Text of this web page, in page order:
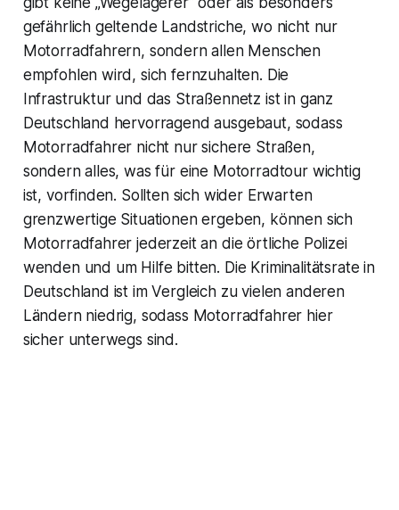
gefährlich geltende Landstriche, wo nicht nur
Motorradfahrern, sondern allen Menschen
empfohlen wird, sich fernzuhalten. Die
Infrastruktur und das Straßennetz ist in ganz
Deutschland hervorragend ausgebaut, sodass
Motorradfahrer nicht nur sichere Straßen,
sondern alles, was für eine Motorradtour wichtig
ist, vorfinden. Sollten sich wider Erwarten
grenzwertige Situationen ergeben, können sich
Motorradfahrer jederzeit an die örtliche Polizei
wenden und um Hilfe bitten. Die Kriminalitätsrate in
Deutschland ist im Vergleich zu vielen anderen
Ländern niedrig, sodass Motorradfahrer hier
sicher unterwegs sind.